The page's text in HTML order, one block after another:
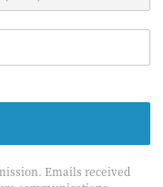
Emails received